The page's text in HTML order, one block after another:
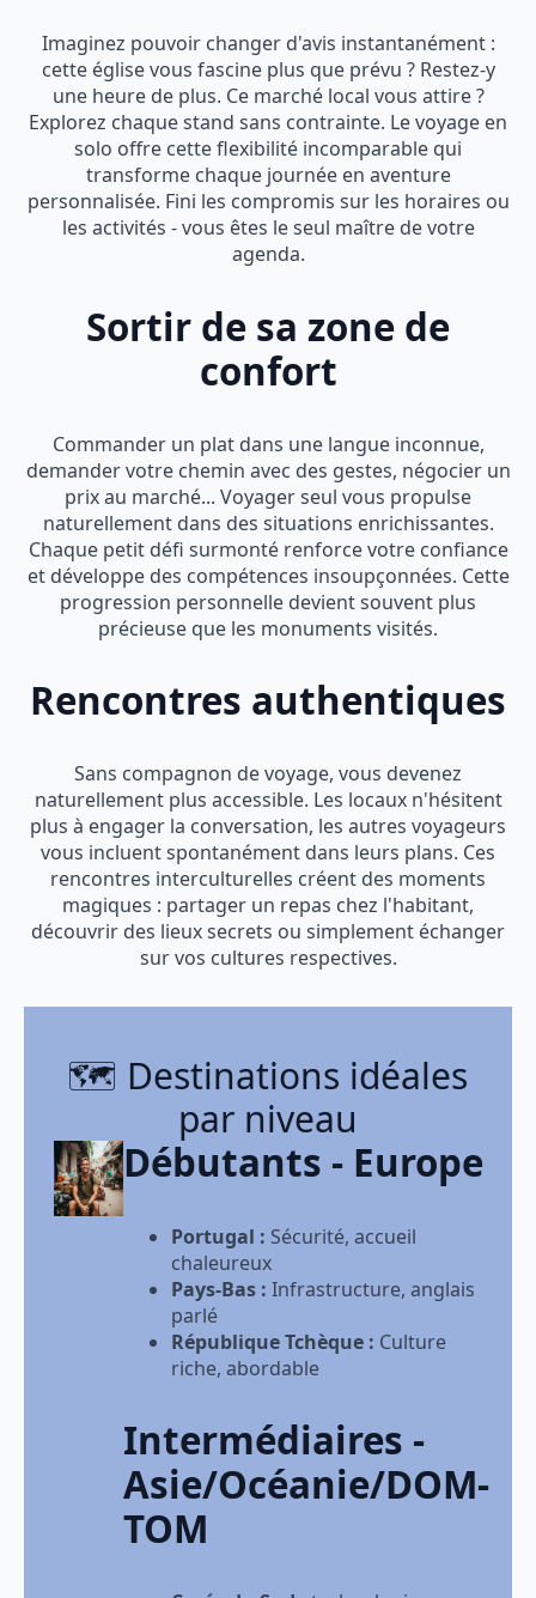
Imaginez pouvoir changer d'avis instantanément :
cette église vous fascine plus que prévu ? Restez-y
une heure de plus. Ce marché local vous attire ?
Explorez chaque stand sans contrainte. Le voyage en
solo offre cette flexibilité incomparable qui
transforme chaque journée en aventure
personnalisée. Fini les compromis sur les horaires ou
les activités - vous êtes le seul maître de votre
agenda.
Sortir de sa zone de
confort
Commander un plat dans une langue inconnue,
demander votre chemin avec des gestes, négocier un
prix au marché... Voyager seul vous propulse
naturellement dans des situations enrichissantes.
Chaque petit défi surmonté renforce votre confiance
et développe des compétences insoupçonnées. Cette
progression personnelle devient souvent plus
précieuse que les monuments visités.
Rencontres authentiques
Sans compagnon de voyage, vous devenez
naturellement plus accessible. Les locaux n'hésitent
plus à engager la conversation, les autres voyageurs
vous incluent spontanément dans leurs plans. Ces
rencontres interculturelles créent des moments
magiques : partager un repas chez l'habitant,
découvrir des lieux secrets ou simplement échanger
sur vos cultures respectives.
🗺️ Destinations idéales
par niveau
Débutants - Europe
Portugal : Sécurité, accueil
chaleureux
Pays-Bas : Infrastructure, anglais
parlé
République Tchèque : Culture
riche, abordable
Intermédiaires -
Asie/Océanie/DOM-
TOM